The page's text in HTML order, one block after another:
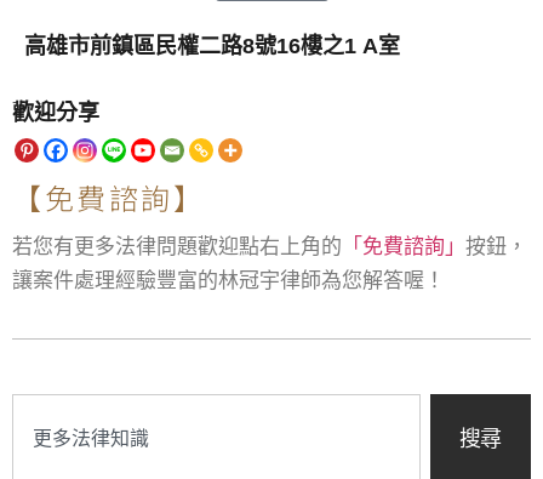
高雄市前鎮區民權二路8號16樓之1 A室
歡迎分享
【免費諮詢】
若您有更多法律問題歡迎點右上角的 「免費諮詢」 按鈕，
讓案件處理經驗豐富的林冠宇律師為您解答喔！
搜尋